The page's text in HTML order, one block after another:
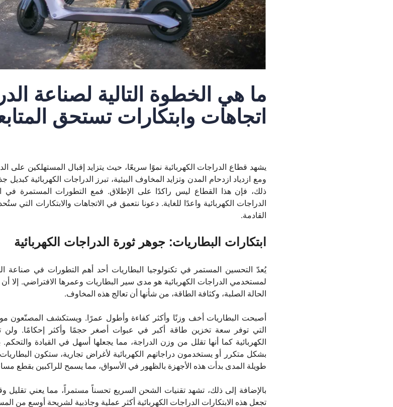
ما هي الخطوة التالية لصناعة
اتجاهات وابتكارات تستحق
يشهد قطاع الدراجات الكهربائية نموًا سريعًا، حيث يتزايد إقبال المستهلكين على
ومع ازدياد ازدحام المدن وتزايد المخاوف البيئية، تبرز الدراجات الكهربائية
ذلك، فإن هذا القطاع ليس راكدًا على الإطلاق. فمع التطورات المستمرة في
الدراجات الكهربائية واعدًا للغاية. دعونا نتعمق في الاتجاهات والابتكارات التي
القادمة.
ابتكارات البطاريات: جوهر ثورة الدراجات الكهربائية
يُعدّ التحسين المستمر في تكنولوجيا البطاريات أحد أهم التطورات في صناعة
لمستخدمي الدراجات الكهربائية هو مدى سير البطاريات وعمرها الافتراضي. إلا أن
الحالة الصلبة، وكثافة الطاقة، من شأنها أن تعالج هذه المخاوف.
أصبحت البطاريات أخف وزنًا وأكثر كفاءة وأطول عمرًا. ويستكشف المصنّعون
التي توفر سعة تخزين طاقة أكبر في عبوات أصغر حجمًا وأكثر إحكامًا. ولن
الكهربائية كما أنها تقلل من وزن الدراجة، مما يجعلها أسهل في القيادة
بشكل متكرر أو يستخدمون دراجاتهم الكهربائية لأغراض تجارية، ستكون البطاريات
طويلة المدى بدأت هذه الأجهزة بالظهور في الأسواق، مما يسمح للراكبين بقطع مسافة تزيد عن 100
بالإضافة إلى ذلك، تشهد تقنيات الشحن السريع تحسناً مستمراً، مما يعني
تجعل هذه الابتكارات الدراجات الكهربائية أكثر عملية وجاذبية لشريحة أوسع من